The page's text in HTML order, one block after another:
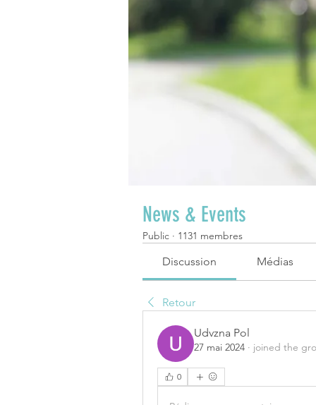
News & Events
Public · 1131 membres
Discussion Médias
Retour
Udvzna Pol
27 mai 2024 · joined the
0